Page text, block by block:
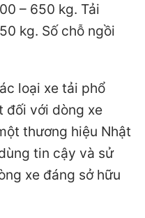
– 650 kg. Tải
kg. Số chỗ ngồi
loại xe tải phổ
đối với dòng xe
thương hiệu Nhật
tin cậy và sử
xe đáng sở hữu